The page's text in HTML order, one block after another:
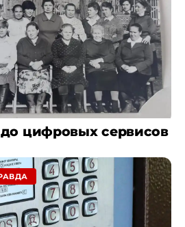
цифровых сервисов